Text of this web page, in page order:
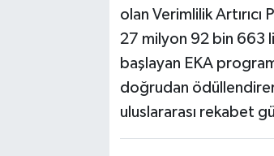
olan Verimlilik Artırıcı
27 milyon 92 bin 663
başlayan EKA
doğrudan
uluslararası rekabet